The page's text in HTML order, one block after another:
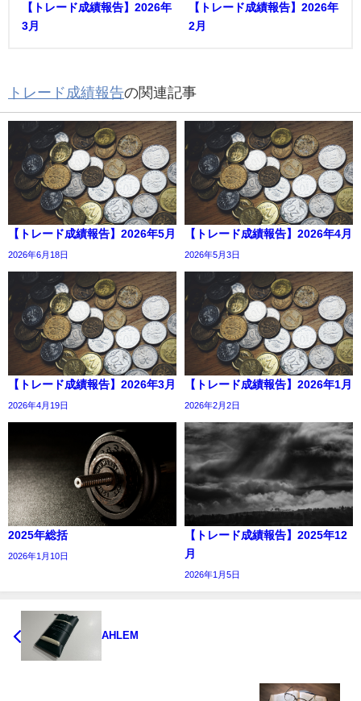
【トレード成績報告】2026年
3月
【トレード成績報告】2026年
2月
トレード成績報告の関連記事
【トレード成績報告】2026年5月
2026年6月18日
【トレード成績報告】2026年4月
2026年5月3日
【トレード成績報告】2026年3月
2026年4月19日
【トレード成績報告】2026年1月
2026年2月2日
2025年総括
2026年1月10日
【トレード成績報告】2025年12
月
2026年1月5日
AHLEM